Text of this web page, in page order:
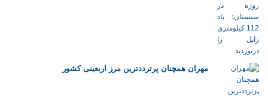
مهران همچنان پرترددترین مرز اربعینی کشور